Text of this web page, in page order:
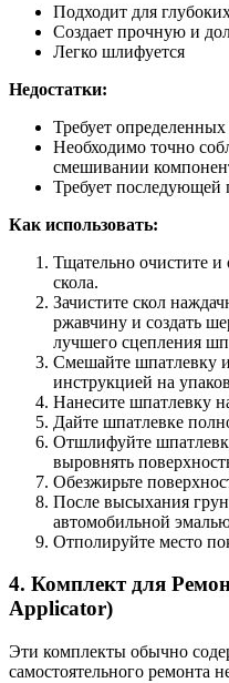
Подходит для
Создает прочную и
Легко шлифуется
Недостатки:
Требует
Необходимо точно
смешивании
Требует последующей
Как использовать:
Тщательно очистите и
скола.
Зачистите скол
ржавчину и создать
лучшего сцепления
Смешайте шпатлевку и
инструкцией на
Нанесите шпатлевку
Дайте шпатлевке
Отшлифуйте
выровнять
Обезжирьте
После высыхания
автомобильной
Отполируйте место
4. Комплект для
Applicator)
Эти комплекты обычно
самостоятельного ремонта